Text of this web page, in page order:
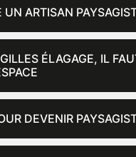
UN ARTISAN
GILLES ÉLAGAGE, IL
DEVENIR